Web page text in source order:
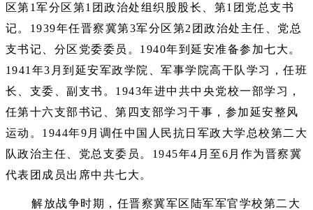
区第1军分区第1团政治处组织股股长、第1团党总支书
记。1939年任晋察冀第3军分区第2团政治处主任、党总
支书记、分区党委委员。1940年到延安准备参加七大。
1941年3月到延安军政学院、军事学院高干队学习，任班
长、支委、副支书。1943年进中共中央党校一部学习，
任第十六支部书记、第四支部学习干事，参加延安整风
运动。1944年9月调任中国人民抗日军政大学总校第二大
队政治主任、党总支委员。1945年4月至6月作为晋察冀
代表团成员出席中共七大。
解放战争时期，任晋察冀军区陆军军官学校第二大